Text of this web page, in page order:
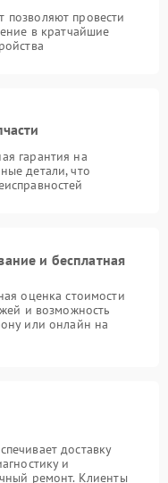
провести
в кратчайшие
гарантия на
детали, что
и бесплатная
оценка стоимости
и возможность
или онлайн на
доставку
и
ремонт. Клиенты